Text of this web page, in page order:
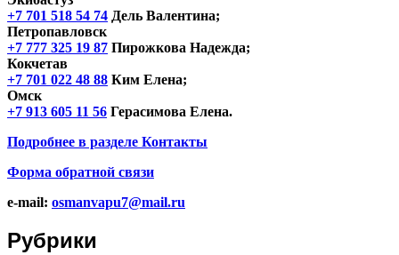
+7 701 518 54 74 Дель Валентина;
Петропавловск
+7 777 325 19 87 Пирожкова Надежда;
Кокчетав
+7 701 022 48 88 Ким Елена;
Омск
+7 913 605 11 56 Герасимова Елена.
Подробнее в разделе Контакты
Форма обратной связи
e-mail: osmanvapu7@mail.ru
Рубрики